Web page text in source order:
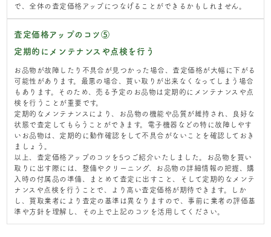
で、全体の査定価格アップにつなげることができるかもしれません。
査定価格アップのコツ⑤
定期的にメンテナンスや点検を行う
お品物が故障したり不具合が見つかった場合、査定価格が大幅に下がる
可能性があります。最悪の場合、買い取りが出来なくなってしまう場合
もあります。そのため、売る予定のお品物は定期的にメンテナンスや点
検を行うことが重要です。
定期的なメンテナンスにより、お品物の機能や品質が維持され、良好な
状態で査定してもらうことができます。電子機器などの特に故障しやす
いお品物は、定期的に動作確認をして不具合がないことを確認しておき
ましょう。
以上、査定価格アップのコツを5つご紹介いたしました。お品物を買い
取りに出す際には、整備やクリーニング、お品物の詳細情報の把握、購
入時の付属品の準備、まとめて査定に出すこと、そして定期的なメンテ
ナンスや点検を行うことで、より高い査定価格が期待できます。しか
し、買取業者により査定の基準は異なりますので、事前に業者の評価基
準や方針を理解し、その上で上記のコツを活用してください。